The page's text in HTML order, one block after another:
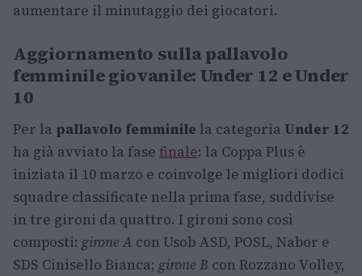
aumentare il minutaggio dei giocatori.
Aggiornamento sulla pallavolo
femminile giovanile: Under 12 e Under
10
Per la pallavolo femminile la categoria Under 12
ha già avviato la fase finale: la Coppa Plus è
iniziata il 10 marzo e coinvolge le migliori dodici
squadre classificate nella prima fase, suddivise
in tre gironi da quattro. I gironi sono così
composti: girone A con Usob ASD, POSL, Nabor e
SDS Cinisello Bianca; girone B con Rozzano Volley,